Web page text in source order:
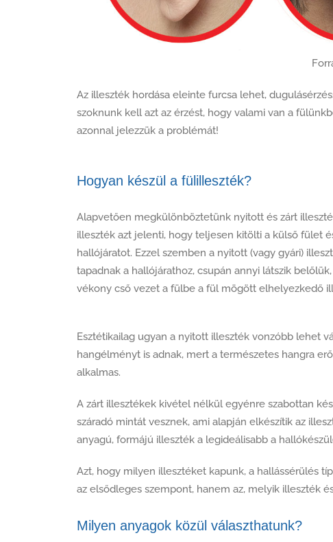
Az illeszték hordása eleinte furcsa lehet,
szoknunk kell azt az érzést, hogy valami van a
azonnal jelezzük a problémát!
Hogyan készül a fülilleszték?
Alapvetően megkülönböztetünk nyitott és zárt
illeszték azt jelenti, hogy teljesen kitölti a külső fület
hallójáratot. Ezzel szemben a nyitott (vagy gyári)
tapadnak a hallójárathoz, csupán annyi látszik
vékony cső vezet a fülbe a fül mögött elhelyezkedő
Esztétikailag ugyan a nyitott illeszték vonzóbb lehet
hangélményt is adnak, mert a természetes hangra
alkalmas.
A zárt illesztékek kivétel nélkül egyénre szabottan
száradó mintát vesznek, ami alapján elkészítik az
anyagú, formájú illeszték a legideálisabb a
Azt, hogy milyen illesztéket kapunk, a hallássérülés
az elsődleges szempont, hanem az, melyik illeszték
Milyen anyagok közül választhatunk?